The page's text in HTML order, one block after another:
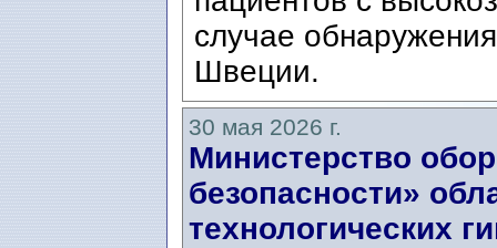
случае
Швеции.
30 мая 2026 г.
Министерство
безопасности»
технологических